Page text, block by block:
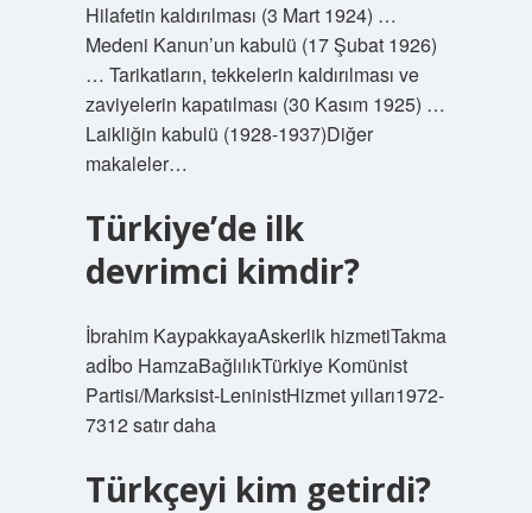
Hilafetin kaldırılması (3 Mart 1924) …
Medeni Kanun’un kabulü (17 Şubat 1926)
… Tarikatların, tekkelerin kaldırılması ve
zaviyelerin kapatılması (30 Kasım 1925) …
Laikliğin kabulü (1928-1937)Diğer
makaleler…
Türkiye’de ilk
devrimci kimdir?
İbrahim KaypakkayaAskerlik hizmetiTakma
adİbo HamzaBağlılıkTürkiye Komünist
Partisi/Marksist-LeninistHizmet yılları1972-
7312 satır daha
Türkçeyi kim getirdi?